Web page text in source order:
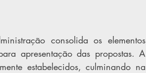
consolida os elementos
apresentação das propostas. A
estabelecidos, culminando na